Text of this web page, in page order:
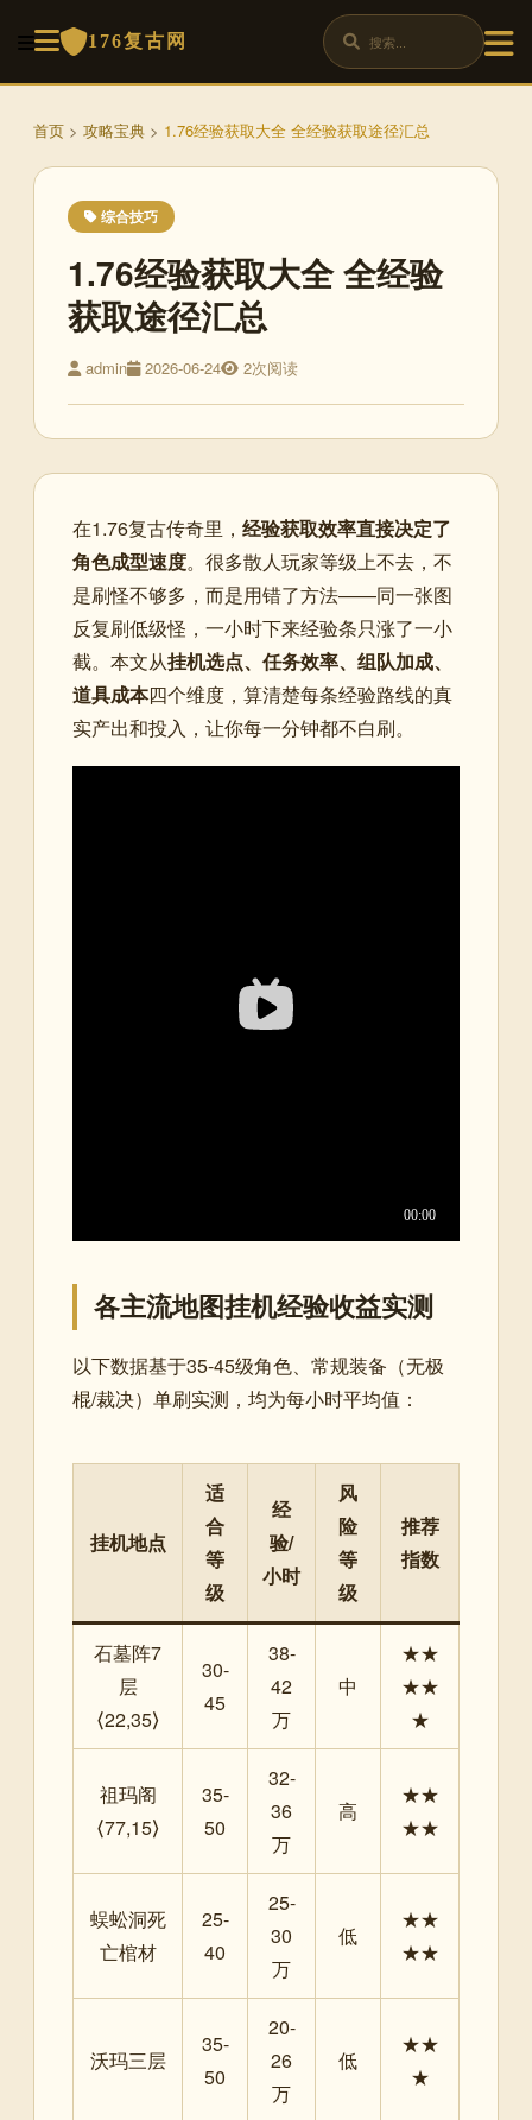
176复古网
首页 > 攻略宝典 > 1.76经验获取大全 全经验获取途径汇总
综合技巧
1.76经验获取大全 全经验
获取途径汇总
admin 2026-06-24 2次阅读
在1.76复古传奇里， 经验获取效率直接决定了
角色成型速度。很多散人玩家等级上不去，不
是刷怪不够多，而是用错了方法——同一张图
反复刷低级怪，一小时下来经验条只涨了一小
截。本文从挂机选点、任务效率、组队加成、
道具成本四个维度，算清楚每条经验路线的真
实产出和投入，让你每一分钟都不白刷。
各主流地图挂机经验收益实测
以下数据基于35-45级角色、常规装备（无极
棍/裁决）单刷实测，均为每小时平均值：
挂机地点
适
合
等
级
经
验/
小时
风
险
等
级
推荐
指数
石墓阵7
层
⟨22,35⟩
30-
45
38-
42
万
中
★★
★★
★
祖玛阁
⟨77,15⟩
35-
50
32-
36
万
高
★★
★★
蜈蚣洞死
亡棺材
25-
40
25-
30
万
低
★★
★★
沃玛三层
35-
50
20-
26
万
低
★★
★